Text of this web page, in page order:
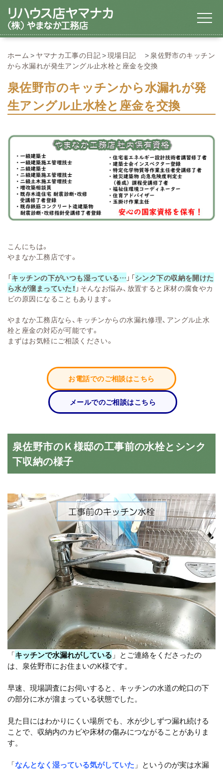
ホーム ヤマナカ工事の日記 現場日記
泉佐野市のキッチン
から水漏れが発生アングル止水栓と座金を交換
泉佐野市のキッチンから水漏れが発
生アングル止水栓と座金を交換
こんにちは。
やまなか工務店です。
「キッチンの下がいつも湿っている… 」「シンク下の収納を開けた
ら水が溜まっていた！ 」そんなお悩み、放置すると床材の腐食やカ
ビの原因になることもあります。
やまなか工務店なら、キッチンからの水漏れ修理、アングル止水
栓と座金の対応が可能です。
まずはお気軽にご相談ください。
お電話でのご相談はこちら
メールでのご相談はこちら
泉佐野市のＫ様邸の工事前の水栓とシンク
下収納の様子
「キッチンで水漏れがしている 」とご連絡をくださったの
は、泉佐野市にお住まいのK様です。
早速、現場調査にお伺いすると、キッチンの水道の蛇口の下
の部分に水が溜まっている状態でした。
見た目にはわかりにくい場所でも、水が少しずつ漏れ続ける
ことで、収納内のカビや床材の傷みにつながることがありま
す。
「なんとなく湿っている気がしていた 」というのが実は水漏